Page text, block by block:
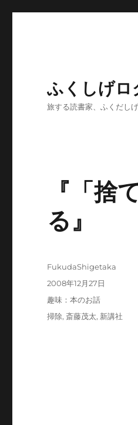
ふくしげロ
旅する読書家、ふくだし
『「捨
る』
投
FukudaShigetaka
投
稿
2008年12月27日
カ
テ
趣味：本のお話
タ
掃除, 斎藤茂太, 新講社